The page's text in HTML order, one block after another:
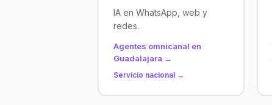
IA en WhatsApp, web y
redes.
Agentes omnicanal en
Guadalajara →
Servicio nacional →